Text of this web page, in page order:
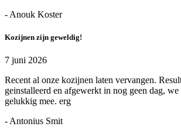
- Anouk Koster
Kozijnen zijn geweldig!
7 juni 2026
Recent al onze kozijnen laten vervangen.
geinstalleerd en afgewerkt in nog geen dag,
gelukkig mee. erg
- Antonius Smit